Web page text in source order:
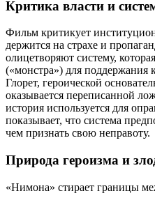
Критика власти и
Фильм критикует
держится на страхе и
олицетворяют систему,
(«монстра») для поддержания
Глорет, героической
оказывается переписанной
история используется для
показывает, что система
чем признать свою неправоту.
Природа героизма и
«Нимона» стирает границы